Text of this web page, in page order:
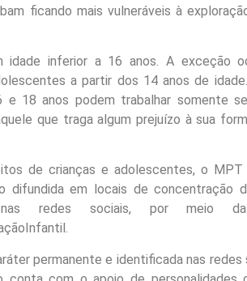
ficando mais vulneráveis à
inferior a 16 anos. A exceção
a partir dos 14 anos de
18 anos podem trabalhar somente
que traga algum prejuízo à sua
de crianças e adolescentes, o MPT
difundida em locais de concentração
redes sociais, por meio
permanente e identificada nas